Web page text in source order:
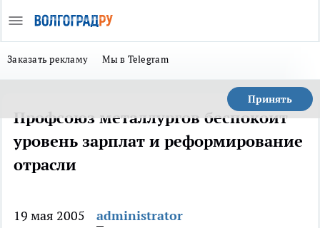
Заказать рекламу Мы в Telegram
Принять
Профсоюз металлургов беспокоит
уровень зарплат и реформирование
отрасли
19 мая 2005
administrator